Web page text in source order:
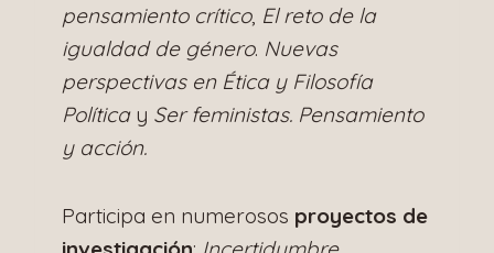
pensamiento crítico, El reto de la
igualdad de género. Nuevas
perspectivas en Ética y Filosofía
Políticay Ser feministas. Pensamiento
y acción.
Participa en numerosos proyectos de